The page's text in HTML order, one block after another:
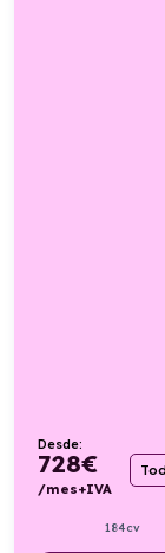
Desde:
728€
/mes+IVA
184cv